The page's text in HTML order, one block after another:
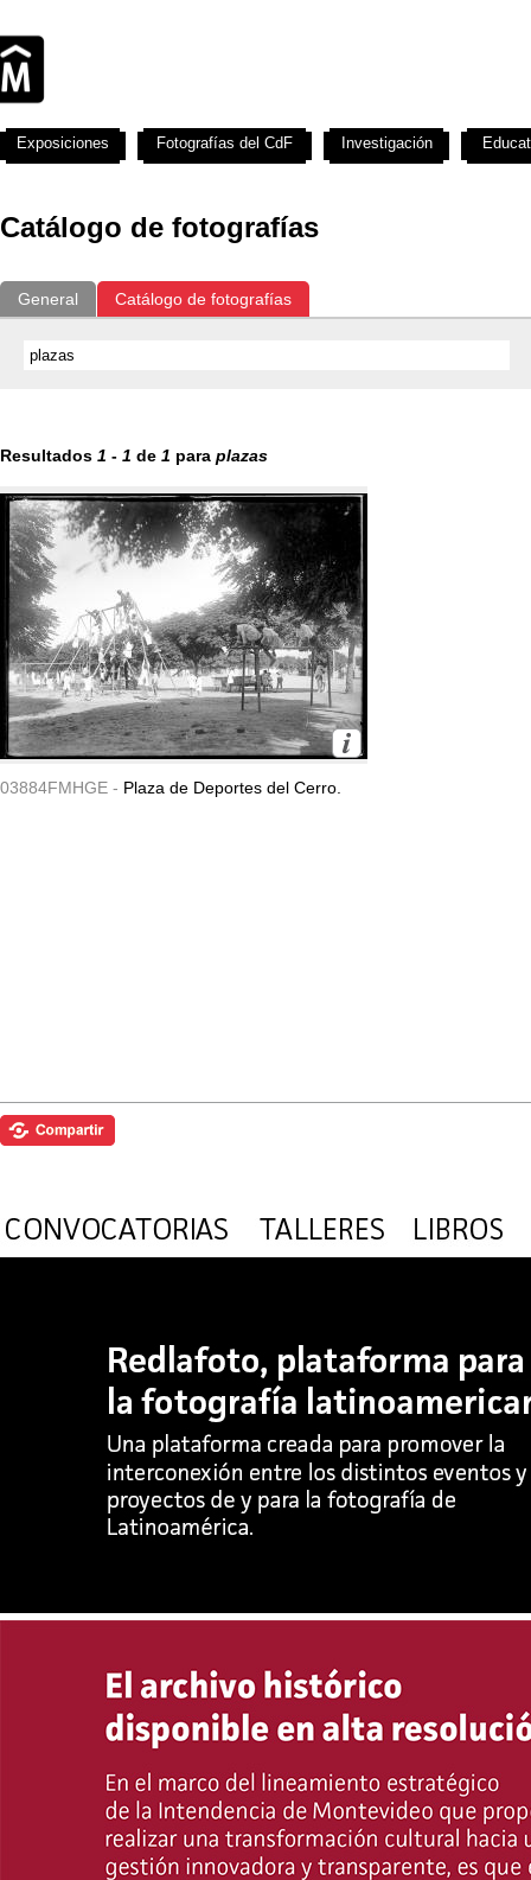
Catálogo de fotografías
General Catálogo de fotografías
Resultados 1 - 1 de 1 para plazas
03884FMHGE - Plaza de Deportes del Cerro.
Exposiciones Fotografías del CdF Investigación